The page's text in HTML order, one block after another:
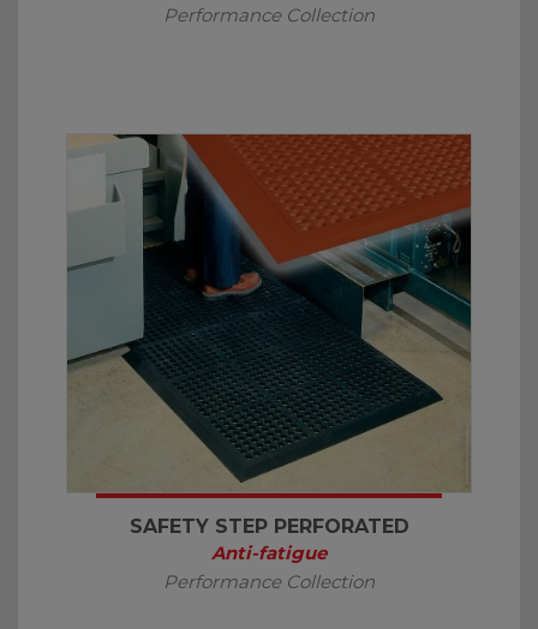
Performance Collection
SAFETY STEP PERFORATED
Anti-fatigue
Performance Collection